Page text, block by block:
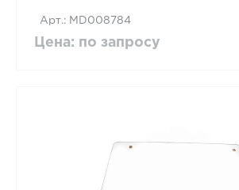
Арт.: MD008784
Цена: по запросу